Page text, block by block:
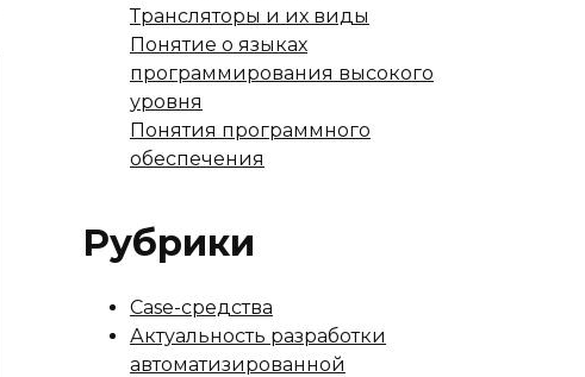
Трансляторы и их виды
Понятие о языках
программирования высокого
уровня
Понятия программного
обеспечения
Рубрики
Case-средства
Актуальность разработки
автоматизированной